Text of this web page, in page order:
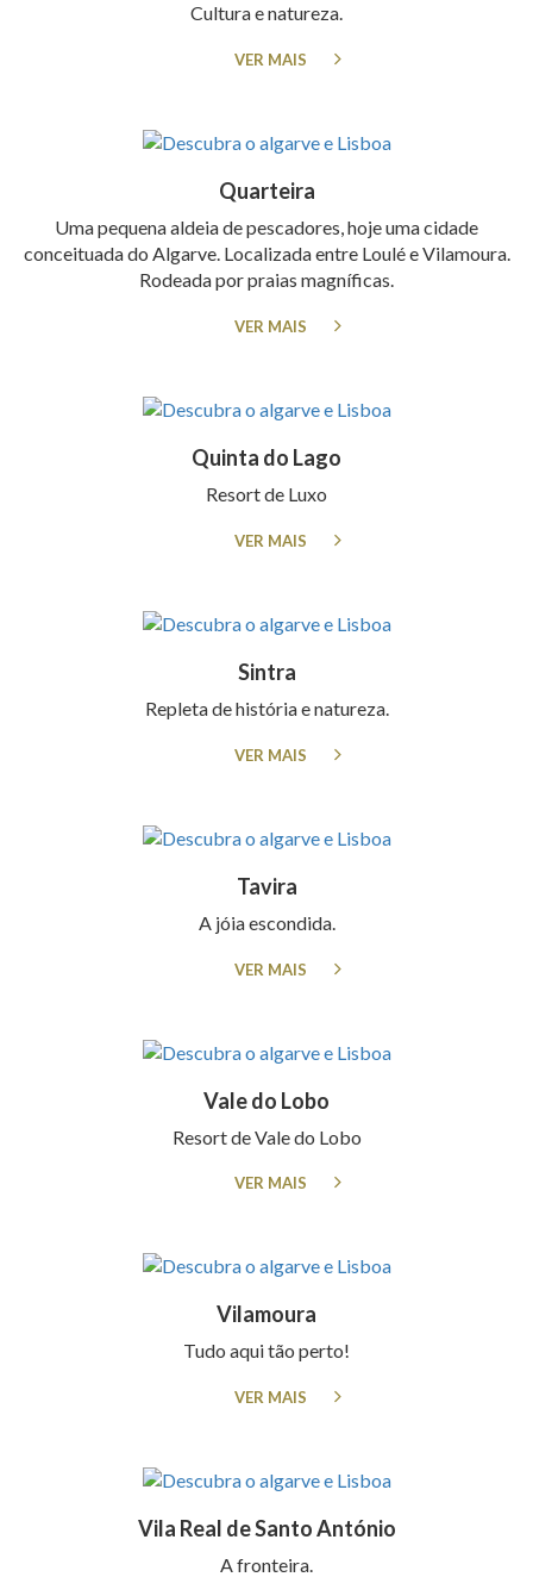
Cultura e natureza.
VER MAIS
Quarteira
Uma pequena aldeia de pescadores, hoje uma cidade
conceituada do Algarve. Localizada entre Loulé e Vilamoura.
Rodeada por praias magníficas.
VER MAIS
Quinta do Lago
Resort de Luxo
VER MAIS
Sintra
Repleta de história e natureza.
VER MAIS
Tavira
A jóia escondida.
VER MAIS
Vale do Lobo
Resort de Vale do Lobo
VER MAIS
Vilamoura
Tudo aqui tão perto!
VER MAIS
Vila Real de Santo António
A fronteira.